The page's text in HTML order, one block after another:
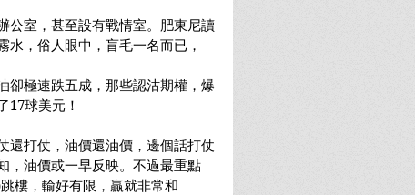
公室，甚至設有戰情室。肥東尼讀
，俗人眼中，盲毛一名而已，
卻極速跌五成，那些認沽期權，爆
17球美元！
還打仗，油價還油價，邊個話打仗
，油價或一早反映。不過最重點
樓，輸好有限，贏就非常和